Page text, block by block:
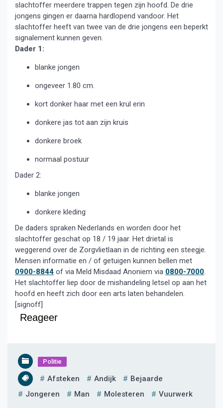
slachtoffer meerdere trappen tegen zijn hoofd. De drie
jongens gingen er daarna hardlopend vandoor. Het
slachtoffer heeft van twee van de drie jongens een beperkt
signalement kunnen geven.
Dader 1:
blanke jongen
ongeveer 1.80 cm.
kort donker haar met een krul erin
donkere jas tot aan zijn kruis
donkere broek
normaal postuur
Dader 2:
blanke jongen
donkere kleding
De daders spraken Nederlands en worden door het
slachtoffer geschat op 18 / 19 jaar. Het drietal is
weggerend over de Zorgvlietlaan in de richting een steegje.
Mensen informatie en / of getuigen kunnen bellen met
0900-8844 of via Meld Misdaad Anoniem via 0800-7000.
Het slachtoffer liep door de mishandeling letsel op aan het
hoofd en heeft zich door een arts laten behandelen.
[signoff]
Reageer
Politie
Afsteken Andijk
Bejaarde
Jongeren
Man Molesteren Vuurwerk